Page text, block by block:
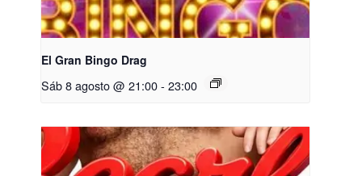
El Gran Bingo Drag
Sáb 8 agosto @ 21:00- 23:00